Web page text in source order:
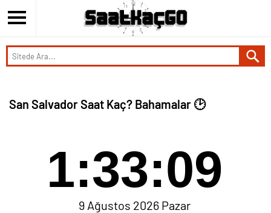
San Salvador Saat Kaç? Bahamalar 🕑
1:33:09
9 Ağustos 2026 Pazar